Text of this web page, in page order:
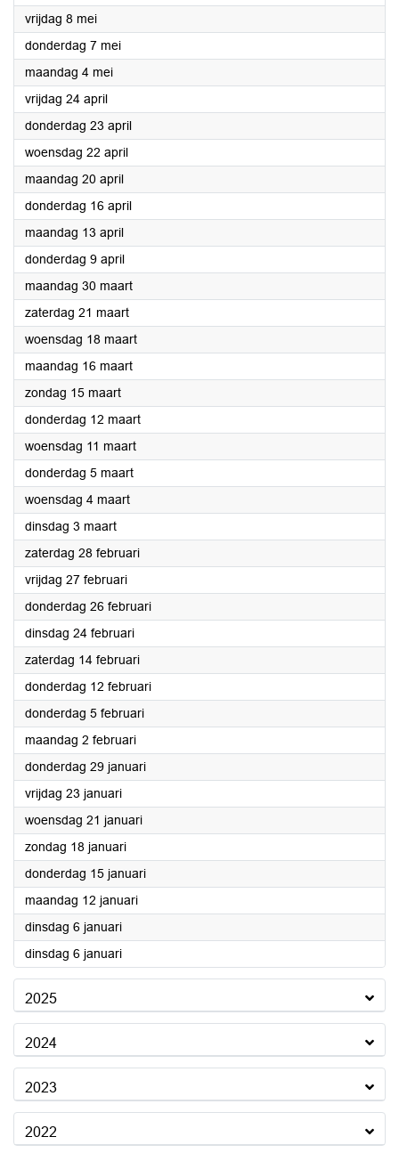
vrijdag 8 mei2026
donderdag 7 mei2026
maandag 4 mei2026
vrijdag 24 april2026
donderdag 23 april2026
woensdag 22 april2026
maandag 20 april2026
donderdag 16 april2026
maandag 13 april2026
donderdag 9 april2026
maandag 30 maart2026
zaterdag 21 maart2026
woensdag 18 maart2026
maandag 16 maart2026
zondag 15 maart2026
donderdag 12 maart2026
woensdag 11 maart2026
donderdag 5 maart2026
woensdag 4 maart2026
dinsdag 3 maart2026
zaterdag 28 februari2026
vrijdag 27 februari2026
donderdag 26 februari2026
dinsdag 24 februari2026
zaterdag 14 februari2026
donderdag 12 februari2026
donderdag 5 februari2026
maandag 2 februari2026
donderdag 29 januari2026
vrijdag 23 januari2026
woensdag 21 januari2026
zondag 18 januari2026
donderdag 15 januari2026
maandag 12 januari2026
dinsdag 6 januari2026
dinsdag 6 januari2026
2025
2024
2023
2022